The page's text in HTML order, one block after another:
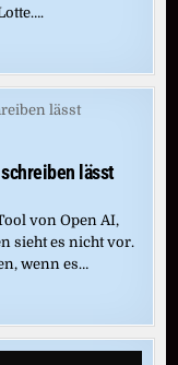
lässt
von Open AI,
sieht es nicht vor.
wenn es…